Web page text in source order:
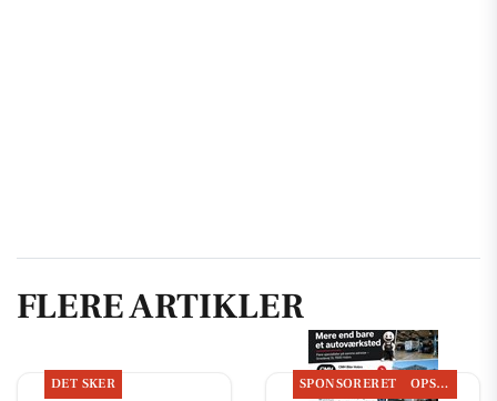
FLERE ARTIKLER
DET SKER SPONSORERET OPSLAGSTAVLEN